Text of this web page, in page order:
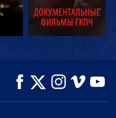
СМОТРЕТЬ
ПЕРЕДАЧИ